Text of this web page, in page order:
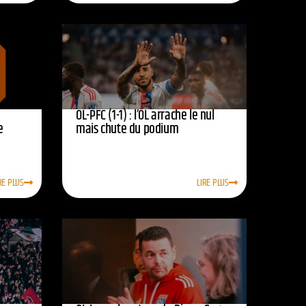
PLUS
OL-PFC (1-1) : l’OL arrache le nul
mais chute du podium
LIRE PLUS